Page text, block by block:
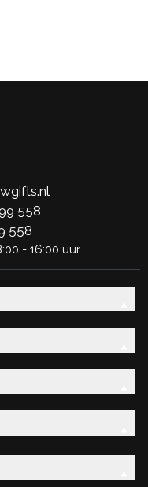
558
558
- 16:00 uur